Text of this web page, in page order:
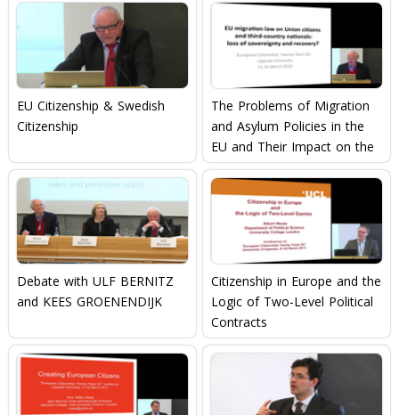
EU Citizenship & Swedish
Citizenship
The Problems of Migration
and Asylum Policies in the
EU and Their Impact on the
Concept of EU Citizenship
Debate with ULF BERNITZ
and KEES GROENENDIJK
Citizenship in Europe and the
Logic of Two-Level Political
Contracts